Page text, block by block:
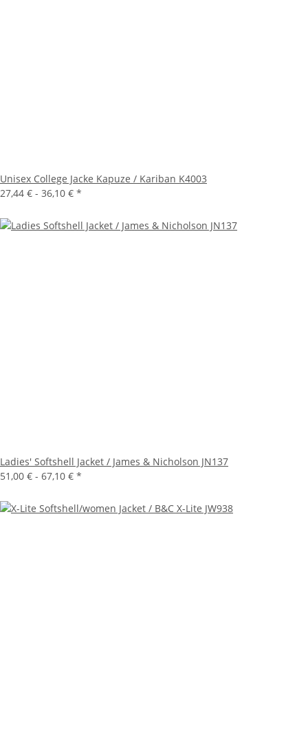
Unisex College Jacke Kapuze / Kariban K4003
27,44 € - 36,10 € *
Ladies' Softshell Jacket / James & Nicholson JN137
51,00 € - 67,10 € *